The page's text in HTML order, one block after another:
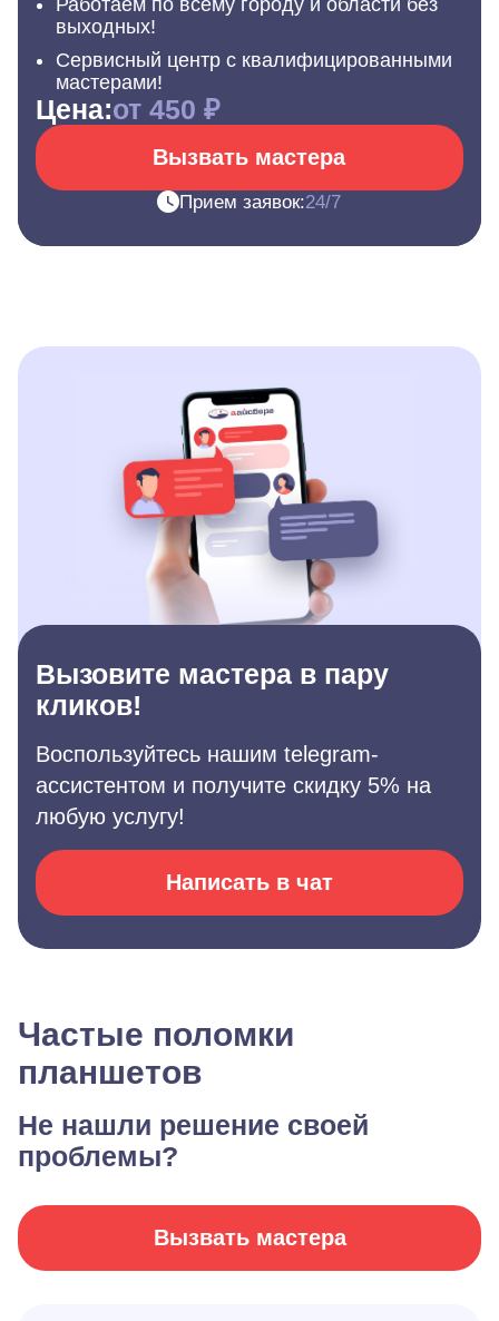
Работаем по всему городу и области без
выходных!
Сервисный центр с квалифицированными
мастерами!
Цена:от 450 ₽
Вызвать мастера
Прием заявок:24/7
Вызовите мастера в пару
кликов!
Воспользуйтесь нашим telegram-
ассистентом и получите скидку 5% на
любую услугу!
Написать в чат
Частые поломки
планшетов
Не нашли решение своей
проблемы?
Вызвать мастера